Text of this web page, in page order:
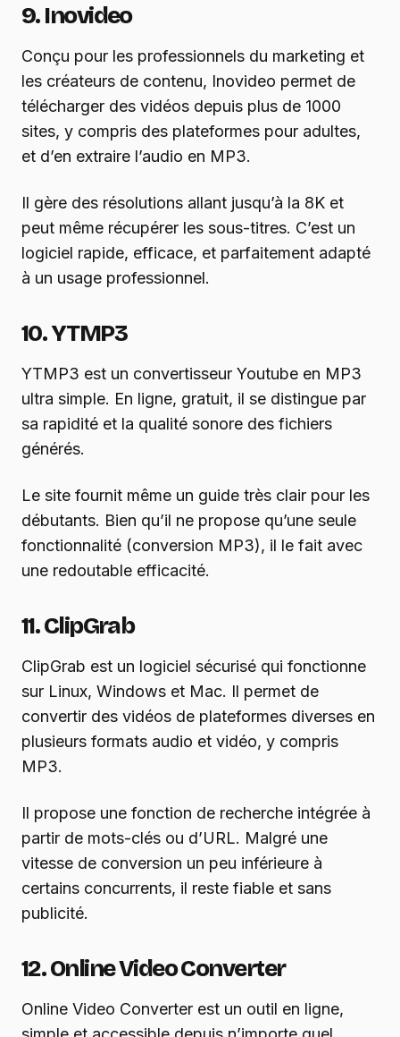
9. Inovideo
Conçu pour les professionnels du marketing et
les créateurs de contenu, Inovideo permet de
télécharger des vidéos depuis plus de 1000
sites, y compris des plateformes pour adultes,
et d’en extraire l’audio en MP3.
Il gère des résolutions allant jusqu’à la 8K et
peut même récupérer les sous-titres. C’est un
logiciel rapide, efficace, et parfaitement adapté
à un usage professionnel.
10. YTMP3
YTMP3 est un convertisseur Youtube en MP3
ultra simple. En ligne, gratuit, il se distingue par
sa rapidité et la qualité sonore des fichiers
générés.
Le site fournit même un guide très clair pour les
débutants. Bien qu’il ne propose qu’une seule
fonctionnalité (conversion MP3), il le fait avec
une redoutable efficacité.
11. ClipGrab
ClipGrab est un logiciel sécurisé qui fonctionne
sur Linux, Windows et Mac. Il permet de
convertir des vidéos de plateformes diverses en
plusieurs formats audio et vidéo, y compris
MP3.
Il propose une fonction de recherche intégrée à
partir de mots-clés ou d’URL. Malgré une
vitesse de conversion un peu inférieure à
certains concurrents, il reste fiable et sans
publicité.
12. Online Video Converter
Online Video Converter est un outil en ligne,